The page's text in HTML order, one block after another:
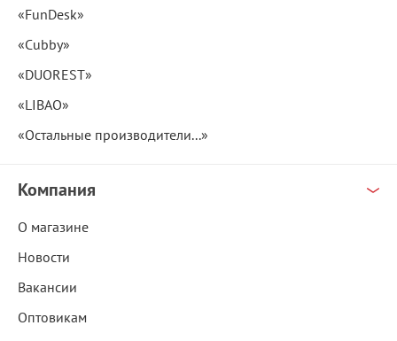
«FunDesk»
«Cubby»
«DUOREST»
«LIBAO»
«Остальные производители...»
Компания
О магазине
Новости
Вакансии
Оптовикам